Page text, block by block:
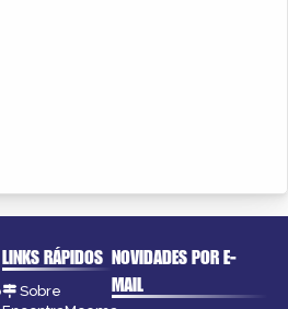
LINKS RÁPIDOS
Sobre
NOVIDADES POR E-
MAIL